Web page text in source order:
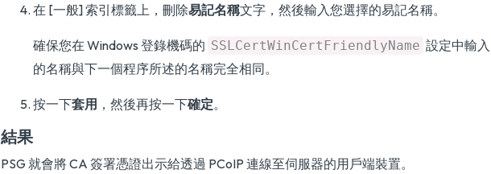
在 [一般] 索引標籤上，刪除易記名稱文字，然後輸入您選擇的易記名稱。
確保您在 Windows 登錄機碼的 SSLCertWinCertFriendlyName 設定中輸入
的名稱與下一個程序所述的名稱完全相同。
按一下套用 ，然後再按一下確定。
結果
PSG 就會將 CA 簽署憑證出示給透過 PCoIP 連線至伺服器的用戶端裝置。